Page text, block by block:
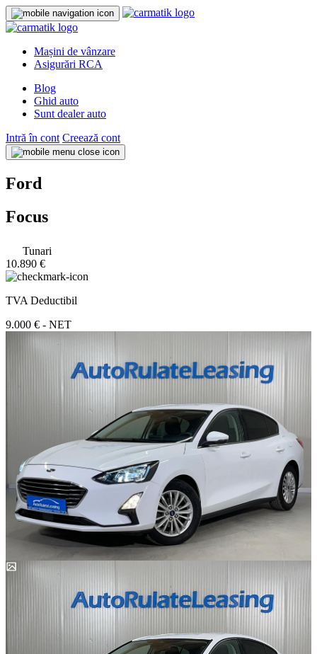
Mașini de vânzare
Asigurări RCA
Blog
Ghid auto
Sunt dealer auto
Intră în cont Creează cont
Ford
Focus
Tunari
10.890 €
TVA Deductibil
9.000 € - NET